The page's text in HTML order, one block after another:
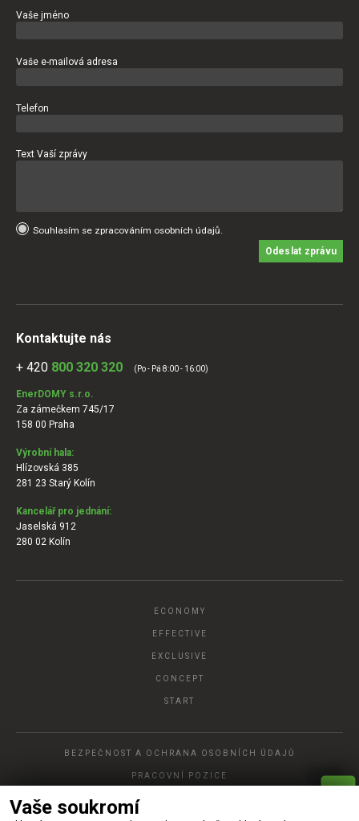
Vaše soukromí
Vaše jméno
Vaše e-mailová adresa
Telefon
Text Vaší zprávy
Souhlasím se zpracováním osobních údajů.
Odeslat zprávu
Kontaktujte nás
+ 420 800 320 320 (Po - Pá 8:00 - 16:00)
EnerDOMY s.r.o.
Za zámečkem 745/17
158 00 Praha
Výrobní hala:
Hlízovská 385
281 23 Starý Kolín
Kancelář pro jednání:
Jaselská 912
280 02 Kolín
ECONOMY
EFFECTIVE
EXCLUSIVE
CONCEPT
START
BEZPEČNOST A OCHRANA OSOBNÍCH ÚDAJŮ
PRACOVNÍ POZICE